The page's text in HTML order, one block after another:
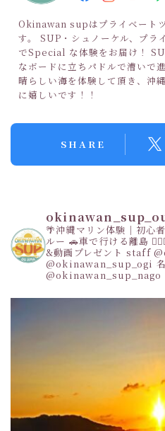
Okinawan supはプライベート
す。 SUP・シュノーケル、プ
でSpecial な体験をお届け！
なボードに立ちパドルで漕いで
晴らしい海を体験して頂き、沖
に嬉しいです！！
SHARE
🌴沖縄マリン体験｜初
ルー 🚗車で行ける離島
&動画プレゼント staff
@okinawan_sup_ogi
@okinawan_sup_nago